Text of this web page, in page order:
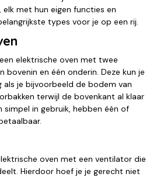
met hun eigen functies en
types voor je op een rij.
elektrische oven met twee
bovenin en één onderin. Deze kun je
als je bijvoorbeeld de bodem van
terwijl de bovenkant al klaar
simpel in gebruik, hebben één of
oven met een ventilator die
Hierdoor hoef je je gerecht niet